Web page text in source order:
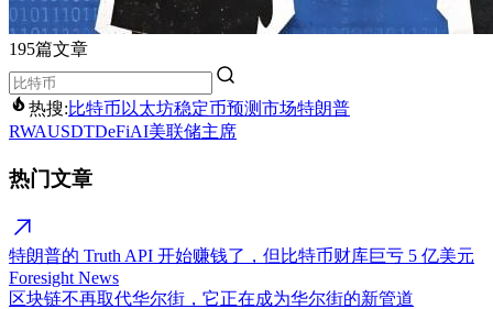
195篇文章
热搜:比特币 以太坊稳定币预测市场特朗普
RWAUSDTDeFiAI美联储主席
热门文章
特朗普的 Truth API 开始赚钱了，但比特币财库巨亏 5 亿美元
Foresight News
区块链不再取代华尔街，它正在成为华尔街的新管道